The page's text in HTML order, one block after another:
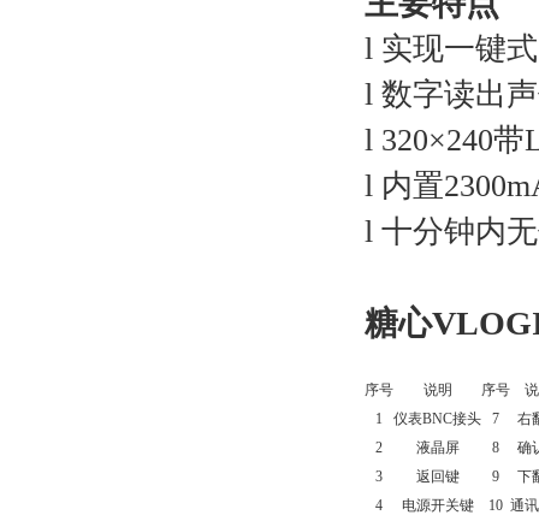
l 实现一键式
l 数字读出
l 320×240
l 内置
l 十分钟内
糖心
序号 说明 序号
1
仪表BNC接头 7
右
2
液晶屏 8
确
3
返回键 9
下
4
电源开关键 10 通